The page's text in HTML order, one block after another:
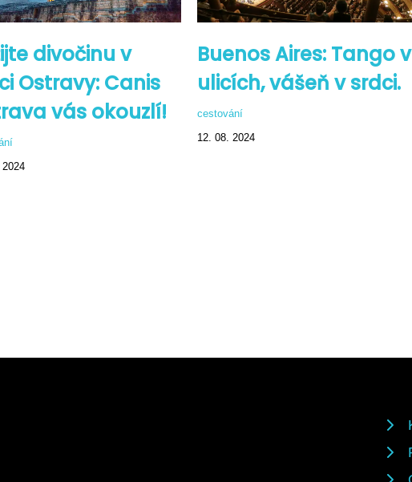
divočinu v
Ostravy: Canis
vás okouzlí!
Buenos Aires: Tango v
ulicích, vášeň v srdci.
cestování
12. 08. 2024